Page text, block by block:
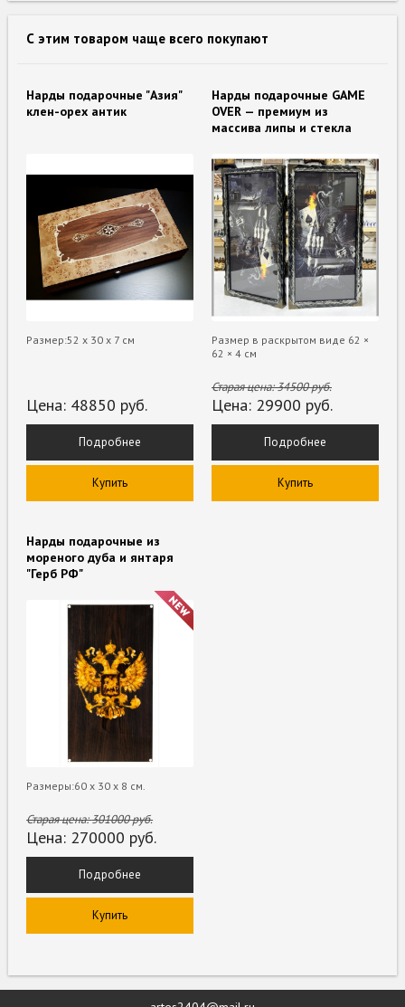
С этим товаром чаще всего покупают
Нарды подарочные "Азия"
клен-орех антик
Размер:52 х 30 х 7 см
Цена: 48850 руб.
Подробнее
Купить
Нарды подарочные GAME
OVER — премиум из
массива липы и стекла
Размер в раскрытом виде 62 ×
62 × 4 см
Старая цена:34500руб.
Цена: 29900 руб.
Подробнее
Купить
Нарды подарочные из
мореного дуба и янтаря
"Герб РФ"
Размеры:60 х 30 х 8 см.
Старая цена:301000руб.
Цена: 270000 руб.
Подробнее
Купить